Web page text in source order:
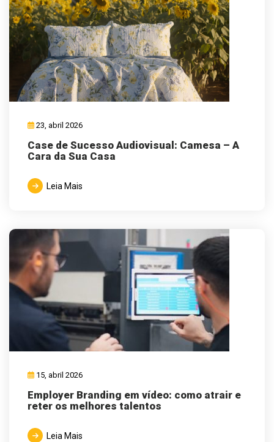
23, abril 2026
Case de Sucesso Audiovisual: Camesa – A
Cara da Sua Casa
Leia Mais
15, abril 2026
Employer Branding em vídeo: como atrair e
reter os melhores talentos
Leia Mais